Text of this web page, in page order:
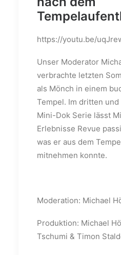
https://youtu.be/
Unser Moderator
verbrachte letzten
als Mönch in einem
Tempel. Im dritten
Mini-Dok Serie lässt
Erlebnisse Revue
was er aus dem
mitnehmen konnte.
Moderation: Michael
Produktion: Michael
Tschumi & Timon